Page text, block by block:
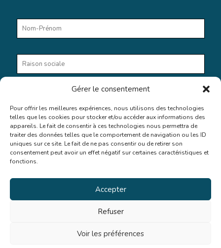
Gérer le consentement
Pour offrir les meilleures expériences, nous utilisons des technologies
telles que les cookies pour stocker et/ou accéder aux informations des
appareils. Le fait de consentir à ces technologies nous permettra de
traiter des données telles que le comportement de navigation ou les ID
uniques sur ce site. Le fait de ne pas consentir ou de retirer son
consentement peut avoir un effet négatif sur certaines caractéristiques et
fonctions.
Accepter
Refuser
Voir les préférences
En cochant cette case, vous donnez votre accord au stockage
et au traitement de vos données par ce site web.
© 2025 CPME71. Tous droits réservés.Mentions légales